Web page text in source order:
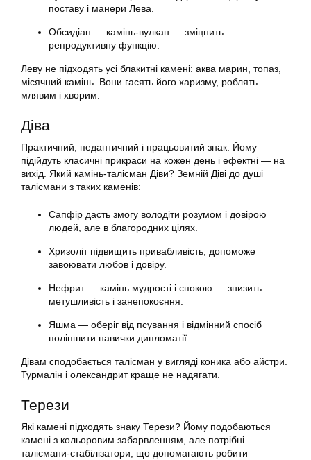
поставу і манери Лева.
Обсидіан — камінь-вулкан — зміцнить
репродуктивну функцію.
Леву не підходять усі блакитні камені: аква марин, топаз,
місячний камінь. Вони гасять його харизму, роблять
млявим і хворим.
Діва
Практичний, педантичний і працьовитий знак. Йому
підійдуть класичні прикраси на кожен день і ефектні — на
вихід. Який камінь-талісман Діви? Земній Діві до душі
талісмани з таких каменів:
Сапфір дасть змогу володіти розумом і довірою
людей, але в благородних цілях.
Хризоліт підвищить привабливість, допоможе
завоювати любов і довіру.
Нефрит — камінь мудрості і спокою — знизить
метушливість і занепокоєння.
Яшма — оберіг від псування і відмінний спосіб
поліпшити навички дипломатії.
Дівам сподобається талісман у вигляді коника або айстри.
Турмалін і олександрит краще не надягати.
Терези
Які камені підходять знаку Терези? Йому подобаються
камені з кольоровим забарвленням, але потрібні
талісмани-стабілізатори, що допомагають робити